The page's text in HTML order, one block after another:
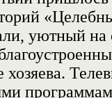
уютный на